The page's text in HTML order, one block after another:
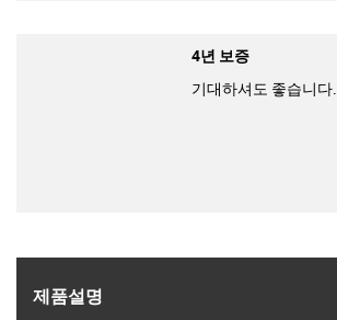
제품­설명
4년 보증
기대하셔도 좋습니다.